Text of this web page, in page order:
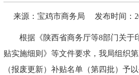
来源：宝鸡市商务局 发布时间：
根据《陕西省商务厅等8部门关于
贴实施细则》等文件要求，我局组织
（报废更新）补贴名单（第四批）予以